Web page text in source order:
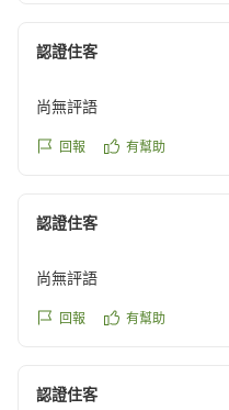
認證住客
尚無評語
回報 有幫助
認證住客
尚無評語
回報 有幫助
認證住客